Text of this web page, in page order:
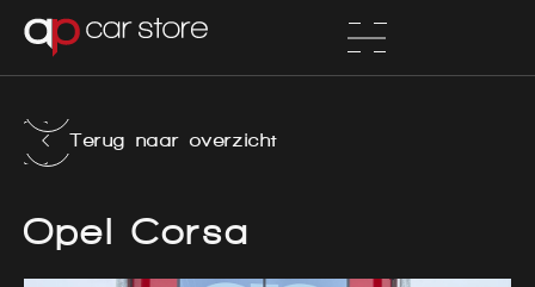
Terug naar overzicht
Opel Corsa